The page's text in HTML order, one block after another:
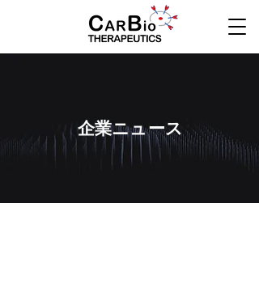
企業ニュース